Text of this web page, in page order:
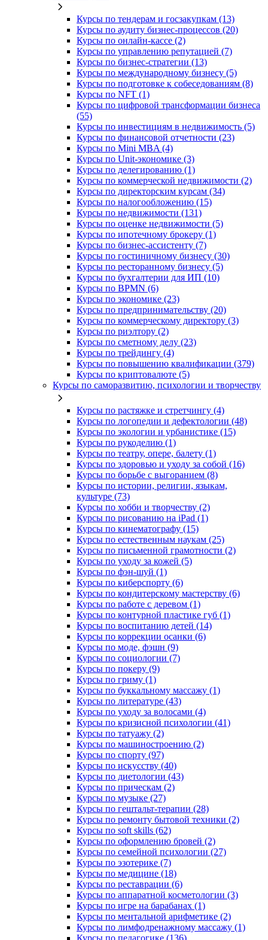
Курсы по тендерам и госзакупкам (13)
Курсы по аудиту бизнес-процессов (20)
Курсы по онлайн-кассе (2)
Курсы по управлению репутацией (7)
Курсы по бизнес-стратегии (13)
Курсы по международному бизнесу (5)
Курсы по подготовке к собеседованиям (8)
Курсы по NFT (1)
Курсы по цифровой трансформации бизнеса
(55)
Курсы по инвестициям в недвижимость (5)
Курсы по финансовой отчетности (23)
Курсы по Mini MBA (4)
Курсы по Unit-экономике (3)
Курсы по делегированию (1)
Курсы по коммерческой недвижимости (2)
Курсы по директорским курсам (34)
Курсы по налогообложению (15)
Курсы по недвижимости (131)
Курсы по оценке недвижимости (5)
Курсы по ипотечному брокеру (1)
Курсы по бизнес-ассистенту (7)
Курсы по гостиничному бизнесу (30)
Курсы по ресторанному бизнесу (5)
Курсы по бухгалтерии для ИП (10)
Курсы по BPMN (6)
Курсы по экономике (23)
Курсы по предпринимательству (20)
Курсы по коммерческому директору (3)
Курсы по риэлтору (2)
Курсы по сметному делу (23)
Курсы по трейдингу (4)
Курсы по повышению квалификации (379)
Курсы по криптовалюте (5)
Курсы по саморазвитию, психологии и творчеству
Курсы по растяжке и стретчингу (4)
Курсы по логопедии и дефектологии (48)
Курсы по экологии и урбанистике (15)
Курсы по рукоделию (1)
Курсы по театру, опере, балету (1)
Курсы по здоровью и уходу за собой (16)
Курсы по борьбе с выгоранием (8)
Курсы по истории, религии, языкам,
культуре (73)
Курсы по хобби и творчеству (2)
Курсы по рисованию на iPad (1)
Курсы по кинематографу (15)
Курсы по естественным наукам (25)
Курсы по письменной грамотности (2)
Курсы по уходу за кожей (5)
Курсы по фэн-шуй (1)
Курсы по киберспорту (6)
Курсы по кондитерскому мастерству (6)
Курсы по работе с деревом (1)
Курсы по контурной пластике губ (1)
Курсы по воспитанию детей (14)
Курсы по коррекции осанки (6)
Курсы по моде, фэшн (9)
Курсы по социологии (7)
Курсы по покеру (9)
Курсы по гриму (1)
Курсы по буккальному массажу (1)
Курсы по литературе (43)
Курсы по уходу за волосами (4)
Курсы по кризисной психологии (41)
Курсы по татуажу (2)
Курсы по машиностроению (2)
Курсы по спорту (97)
Курсы по искусству (40)
Курсы по диетологии (43)
Курсы по прическам (2)
Курсы по музыке (27)
Курсы по гештальт-терапии (28)
Курсы по ремонту бытовой техники (2)
Курсы по soft skills (62)
Курсы по оформлению бровей (2)
Курсы по семейной психологии (27)
Курсы по эзотерике (7)
Курсы по медицине (18)
Курсы по реставрации (6)
Курсы по аппаратной косметологии (3)
Курсы по игре на барабанах (1)
Курсы по ментальной арифметике (2)
Курсы по лимфодренажному массажу (1)